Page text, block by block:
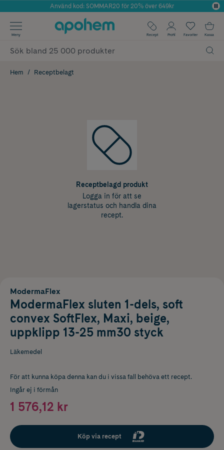
Årets Butik 2025 inom Skönhet
Använd kod: SOMMAR20 för 20% över 649kr
✓ Fri frakt
✓ Poäng på alla köp*
Meny Recept Profil Favoriter Kassa
Hem Receptbelagt
Receptbelagd produkt
Logga in för att se
lagerstatus och handla dina
recept.
ModermaFlex
ModermaFlex sluten 1-dels, soft
convex SoftFlex, Maxi, beige,
uppklipp 13-25 mm30 styck
Läkemedel
För att kunna köpa denna kan du i vissa fall behöva ett recept.
Ingår ej i förmån
1 576,12 kr
Köp via recept